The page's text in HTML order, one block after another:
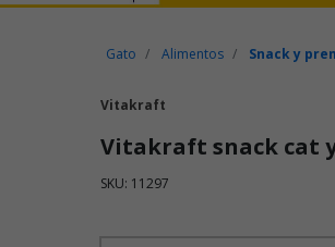
Gato Alimentos Snack y
Vitakraft
Vitakraft snack cat
SKU: 11297